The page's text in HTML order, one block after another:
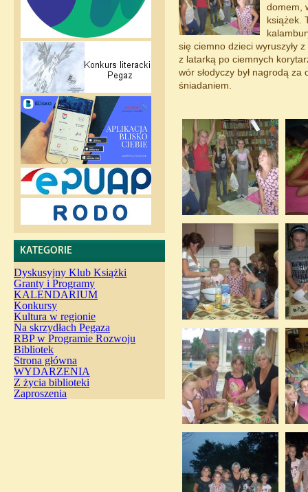
KATEGORIE
Dyskusyjny Klub Książki
Granty i Programy
KALENDARIUM
Konkursy
Kultura w regionie
Na skrzydłach Pegaza
RBP w Programie Rozwoju
Bibliotek
Strona główna
WYDARZENIA
Z życia biblioteki
Zaproszenia
domem,
książek.
się ciemno dzieci wyruszyły
z latarką po ciemnych
wór słodyczy był nagrodą
śniadaniem.